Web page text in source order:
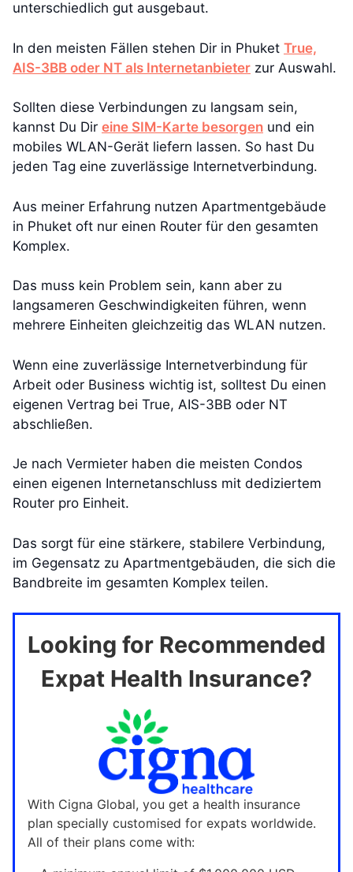
unterschiedlich gut ausgebaut.
In den meisten Fällen stehen Dir in Phuket True,
AIS-3BB oder NT als Internetanbieter zur Auswahl.
Sollten diese Verbindungen zu langsam sein,
kannst Du Dir eine SIM-Karte besorgen und ein
mobiles WLAN-Gerät liefern lassen. So hast Du
jeden Tag eine zuverlässige Internetverbindung.
Aus meiner Erfahrung nutzen Apartmentgebäude
in Phuket oft nur einen Router für den gesamten
Komplex.
Das muss kein Problem sein, kann aber zu
langsameren Geschwindigkeiten führen, wenn
mehrere Einheiten gleichzeitig das WLAN nutzen.
Wenn eine zuverlässige Internetverbindung für
Arbeit oder Business wichtig ist, solltest Du einen
eigenen Vertrag bei True, AIS-3BB oder NT
abschließen.
Je nach Vermieter haben die meisten Condos
einen eigenen Internetanschluss mit dediziertem
Router pro Einheit.
Das sorgt für eine stärkere, stabilere Verbindung,
im Gegensatz zu Apartmentgebäuden, die sich die
Bandbreite im gesamten Komplex teilen.
Looking for Recommended
Expat Health Insurance?
With Cigna Global, you get a health insurance
plan specially customised for expats worldwide.
All of their plans come with: